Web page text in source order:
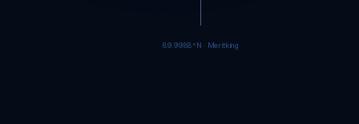
89.9986°N · Meritking